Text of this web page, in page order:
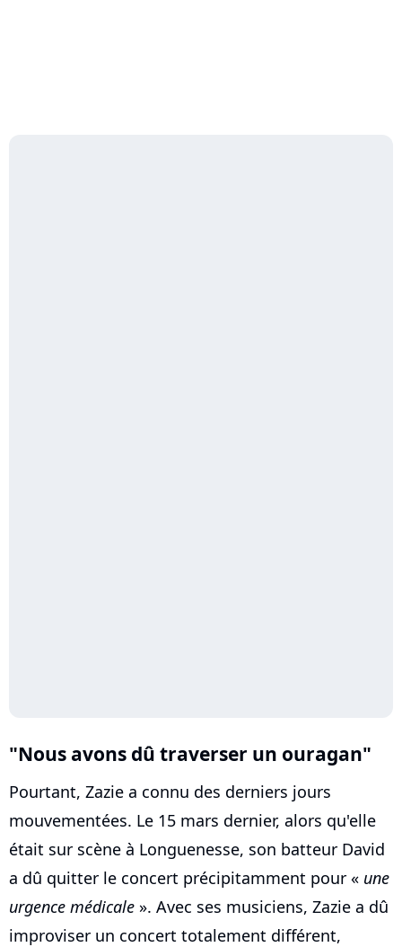
"Nous avons dû traverser un ouragan"
Pourtant, Zazie a connu des derniers jours
mouvementées. Le 15 mars dernier, alors qu'elle
était sur scène à Longuenesse, son batteur David
a dû quitter le concert précipitamment pour « une
urgence médicale ». Avec ses musiciens, Zazie a dû
improviser un concert totalement différent,